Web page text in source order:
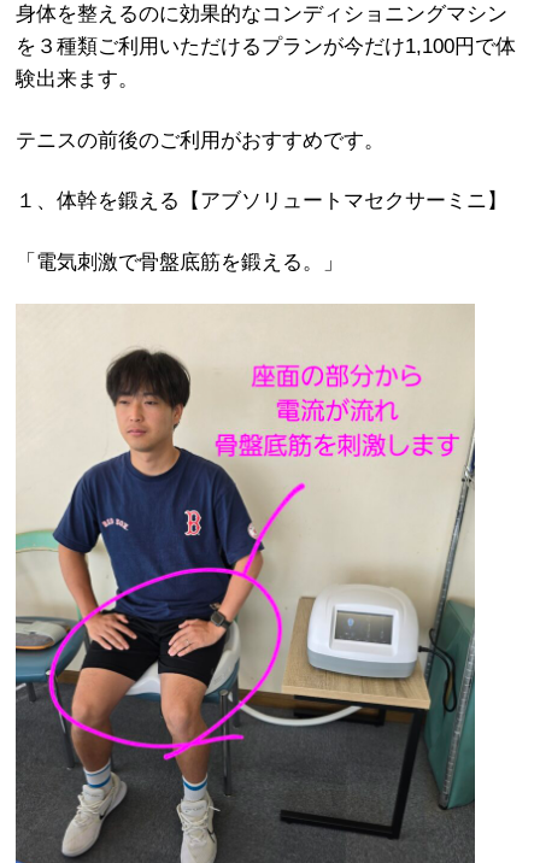
身体を整えるのに効果的なコンディショニングマシン
を３種類ご利用いただけるプランが今だけ1,100円で体
験出来ます。
テニスの前後のご利用がおすすめです。
１、体幹を鍛える【アブソリュートマセクサーミニ】
「電気刺激で骨盤底筋を鍛える。」